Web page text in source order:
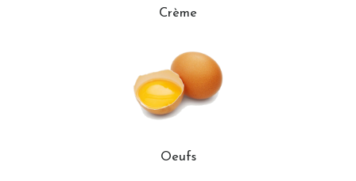
Crème
Oeufs